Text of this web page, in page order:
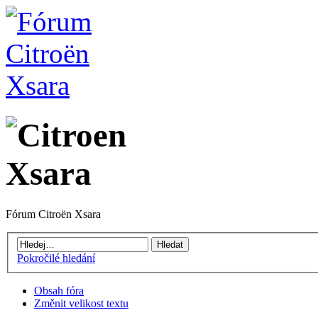
Fórum Citroën Xsara
Pokročilé hledání
Obsah fóra
Změnit velikost textu